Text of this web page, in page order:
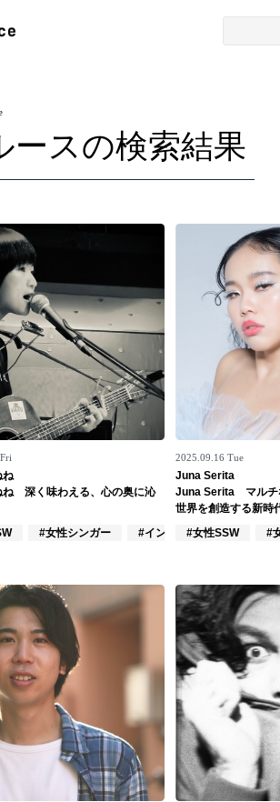
#男性シンガー #HR/HM
特化メディア
ースの検索結果
ね
ね 深く味わえる、心の奥に沁
#女性シンガー #インディーズ
2025.09.16 Tue
Juna Serita
Juna Serita マルチ
世界を創造する新時
#女性SSW
#